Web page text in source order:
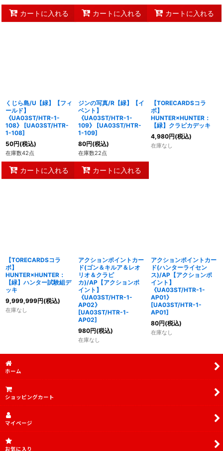
カートに入れる カートに入れる カートに入れる
くじら島/U【緑】【フィ
ールド】
《UA03ST/HTR-1-
108》
[UA03ST/HTR-
1-108]
50円(税込)
在庫数42点
カートに入れる
ジンの写真/R【緑】【イ
ベント】
《UA03ST/HTR-1-
109》
[UA03ST/HTR-
1-109]
80円(税込)
在庫数22点
カートに入れる
【TORECARDSコラ
ボ】
HUNTER×HUNTER：
【緑】クラピカデッキ
4,980円(税込)
在庫なし
【TORECARDSコラ
ボ】
HUNTER×HUNTER：
【緑】ハンター試験組デ
ッキ
9,999,999円(税込)
在庫なし
アクションポイントカー
ド(ゴン＆キルア＆レオ
リオ＆クラピ
カ)/AP【アクションポ
イント】
《UA03ST/HTR-1-
AP02》
[UA03ST/HTR-1-
AP02]
980円(税込)
在庫なし
アクションポイントカー
ド(ハンターライセン
ス)/AP【アクションポ
イント】
《UA03ST/HTR-1-
AP01》
[UA03ST/HTR-1-
AP01]
80円(税込)
在庫なし
ホーム
ショッピングカート
マイページ
お気に入り